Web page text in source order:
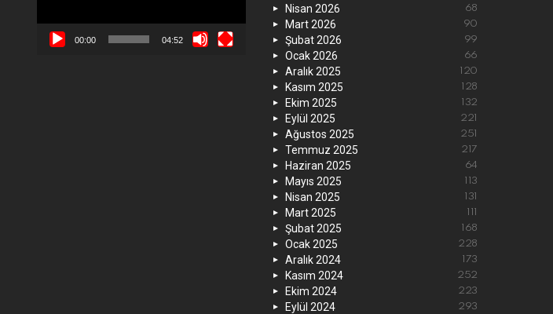
00:00 04:52
Nisan 2026 68
Mart 2026 90
Şubat 2026 99
Ocak 2026 66
Aralık 2025 120
Kasım 2025 128
Ekim 2025 132
Eylül 2025 221
Ağustos 2025 251
Temmuz 2025 217
Haziran 2025 64
Mayıs 2025 113
Nisan 2025 131
Mart 2025 111
Şubat 2025 168
Ocak 2025 228
Aralık 2024 173
Kasım 2024 252
Ekim 2024 223
Eylül 2024 293